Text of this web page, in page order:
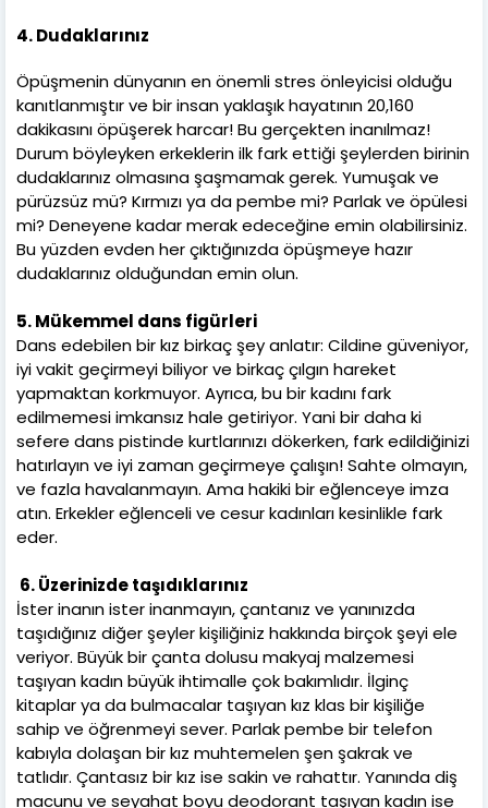
4. Dudaklarınız
Öpüşmenin dünyanın en önemli stres önleyicisi olduğu
kanıtlanmıştır ve bir insan yaklaşık hayatının 20,160
dakikasını öpüşerek harcar! Bu gerçekten inanılmaz!
Durum böyleyken erkeklerin ilk fark ettiği şeylerden birinin
dudaklarınız olmasına şaşmamak gerek. Yumuşak ve
pürüzsüz mü? Kırmızı ya da pembe mi? Parlak ve öpülesi
mi? Deneyene kadar merak edeceğine emin olabilirsiniz.
Bu yüzden evden her çıktığınızda öpüşmeye hazır
dudaklarınız olduğundan emin olun.
5. Mükemmel dans figürleri
Dans edebilen bir kız birkaç şey anlatır: Cildine güveniyor,
iyi vakit geçirmeyi biliyor ve birkaç çılgın hareket
yapmaktan korkmuyor. Ayrıca, bu bir kadını fark
edilmemesi imkansız hale getiriyor. Yani bir daha ki
sefere dans pistinde kurtlarınızı dökerken, fark edildiğinizi
hatırlayın ve iyi zaman geçirmeye çalışın! Sahte olmayın,
ve fazla havalanmayın. Ama hakiki bir eğlenceye imza
atın. Erkekler eğlenceli ve cesur kadınları kesinlikle fark
eder.
6. Üzerinizde taşıdıklarınız
İster inanın ister inanmayın, çantanız ve yanınızda
taşıdığınız diğer şeyler kişiliğiniz hakkında birçok şeyi ele
veriyor. Büyük bir çanta dolusu makyaj malzemesi
taşıyan kadın büyük ihtimalle çok bakımlıdır. İlginç
kitaplar ya da bulmacalar taşıyan kız klas bir kişiliğe
sahip ve öğrenmeyi sever. Parlak pembe bir telefon
kabıyla dolaşan bir kız muhtemelen şen şakrak ve
tatlıdır. Çantasız bir kız ise sakin ve rahattır. Yanında diş
macunu ve seyahat boyu deodorant taşıyan kadın ise